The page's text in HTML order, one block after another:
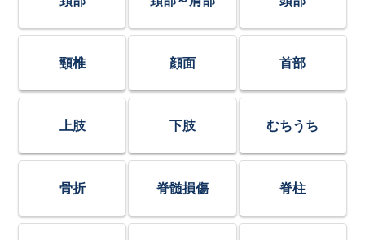
頸椎 顔面 首部
上肢 下肢 むちうち
骨折 脊髄損傷 脊柱